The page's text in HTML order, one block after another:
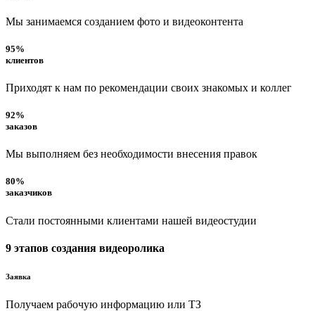
Мы занимаемся созданием фото и видеоконтента
95%
клиентов
Приходят к нам по рекомендации своих знакомых и коллег
92%
заказов
Мы выполняем без необходимости внесения правок
80%
заказчиков
Стали постоянными клиентами нашей видеостудии
9 этапов создания видеоролика
Заявка
Получаем рабочую информацию или ТЗ